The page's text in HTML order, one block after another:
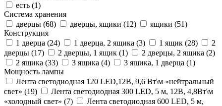
есть (1)
Система хранения
дверцы (68) дверцы, ящики (12) ящики (51)
Конструкция
1 дверца (24) 1 дверца, 2 ящика (3) 1 ящик (28)
2
дверцы (17) 2 дверцы, 1 ящик (1) 2 дверцы, 2 ящика (2)
2 ящика (33) 3 ящика (4) 3 ящика, 1 дверца (1)
Мощность лампы
Лента светодиодная 120 LED,12В, 9,6 Вт\м «нейтральный
свет» (19)
Лента светодиодная 300 LED, 5 м, 12В, 4,8Вт\м
«холодный свет» (7)
Лента светодиодная 600 LED, 5 м,